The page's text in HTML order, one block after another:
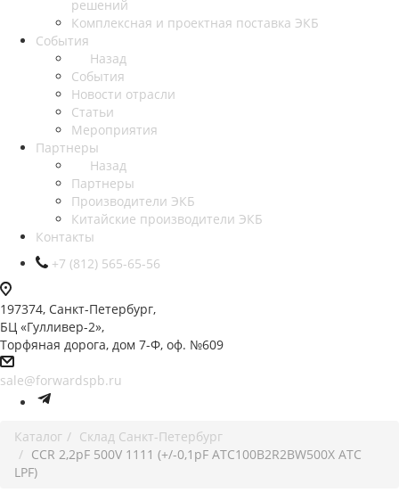
решений
Комплексная и проектная поставка ЭКБ
События
Назад
События
Новости отрасли
Статьи
Мероприятия
Партнеры
Назад
Партнеры
Производители ЭКБ
Китайские производители ЭКБ
Контакты
+7 (812) 565-65-56
197374, Санкт-Петербург,
БЦ «Гулливер-2»,
Торфяная дорога, дом 7-Ф, оф. №609
sale@forwardspb.ru
Каталог
Cклад Санкт-Петербург
CCR 2,2pF 500V 1111 (+/-0,1pF ATC100B2R2BW500X ATC
LPF)